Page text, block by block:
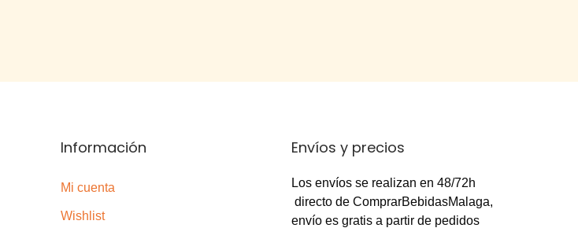
Información
Mi cuenta
Wishlist
Envíos y precios
Los envíos se realizan en 48/72h
directo de ComprarBebidasMalaga,
envío es gratis a partir de pedidos